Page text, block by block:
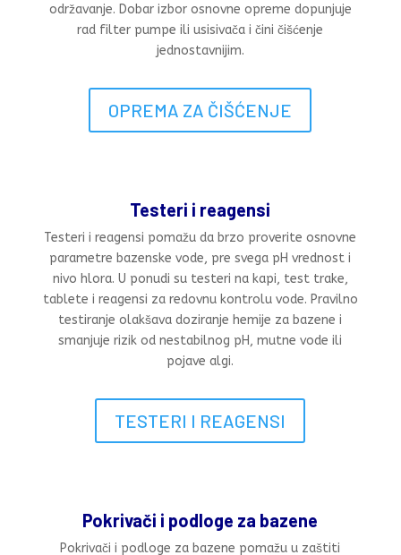
održavanje. Dobar izbor osnovne opreme dopunjuje
rad filter pumpe ili usisivača i čini čišćenje
jednostavnijim.
OPREMA ZA ČIŠĆENJE
Testeri i reagensi
Testeri i reagensi pomažu da brzo proverite osnovne
parametre bazenske vode, pre svega pH vrednost i
nivo hlora. U ponudi su testeri na kapi, test trake,
tablete i reagensi za redovnu kontrolu vode. Pravilno
testiranje olakšava doziranje hemije za bazene i
smanjuje rizik od nestabilnog pH, mutne vode ili
pojave algi.
TESTERI I REAGENSI
Pokrivači i podloge za bazene
Pokrivači i podloge za bazene pomažu u zaštiti